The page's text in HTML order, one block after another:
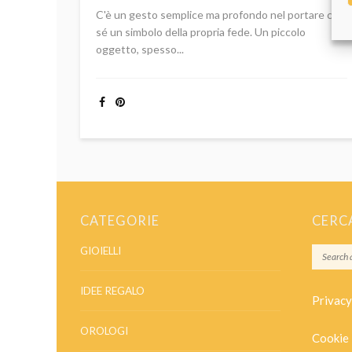
C'è un gesto semplice ma profondo nel portare con
sé un simbolo della propria fede. Un piccolo
oggetto, spesso...
CATEGORIE
GIOIELLI
IDEE REGALO
OROLOGI Cookie